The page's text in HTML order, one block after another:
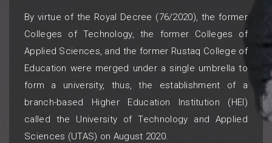
By virtue of the Royal Decree (76/2020), the former
Colleges of Technology, the former Colleges of
Applied Sciences, and the former Rustaq College of
Education were merged under a single umbrella to
form a university, thus, the establishment of a
branch-based Higher Education Institution (HEI)
called the University of Technology and Applied
Sciences (UTAS) on August 2020.